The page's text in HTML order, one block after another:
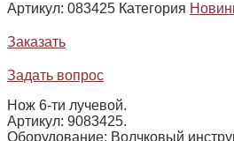
Артикул: 083425 Категория
Заказать
Задать вопрос
Нож 6-ти лучевой.
Артикул: 9083425.
Оборудование: Волчковый